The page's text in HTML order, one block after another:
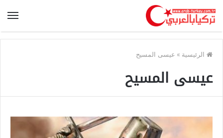
الرئيسية » عيسى المسيح
عيسى المسيح